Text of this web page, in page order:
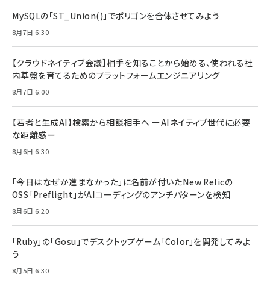
MySQLの「ST_Union()」でポリゴンを合体させてみよう
8月7日 6:30
【クラウドネイティブ会議】相手を知ることから始める、使われる社
内基盤を育てるためのプラットフォームエンジニアリング
8月7日 6:00
【若者と生成AI】検索から相談相手へ ーAIネイティブ世代に必要
な距離感ー
8月6日 6:30
「今日はなぜか進まなかった」に名前が付いた――New Relicの
OSS「Preflight」がAIコーディングのアンチパターンを検知
8月6日 6:20
「Ruby」の「Gosu」でデスクトップゲーム「Color」を開発してみよ
う
8月5日 6:30